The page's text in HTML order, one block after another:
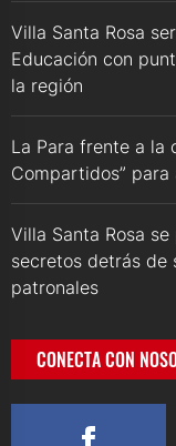
Villa Santa Rosa
Educación con
la región
La Para frente a la
Compartidos”
Villa Santa Rosa
secretos detrás de
patronales
CONECTA CON